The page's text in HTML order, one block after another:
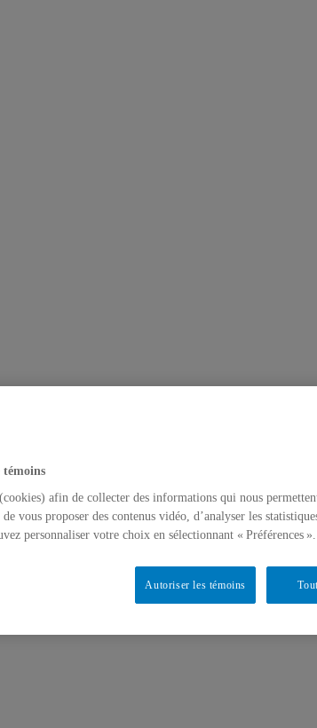
témoins
afin de collecter des informations qui nous
vous proposer des contenus vidéo, d’analyser les
personnaliser votre choix en sélectionnant « Préférences ».
Autoriser les témoins